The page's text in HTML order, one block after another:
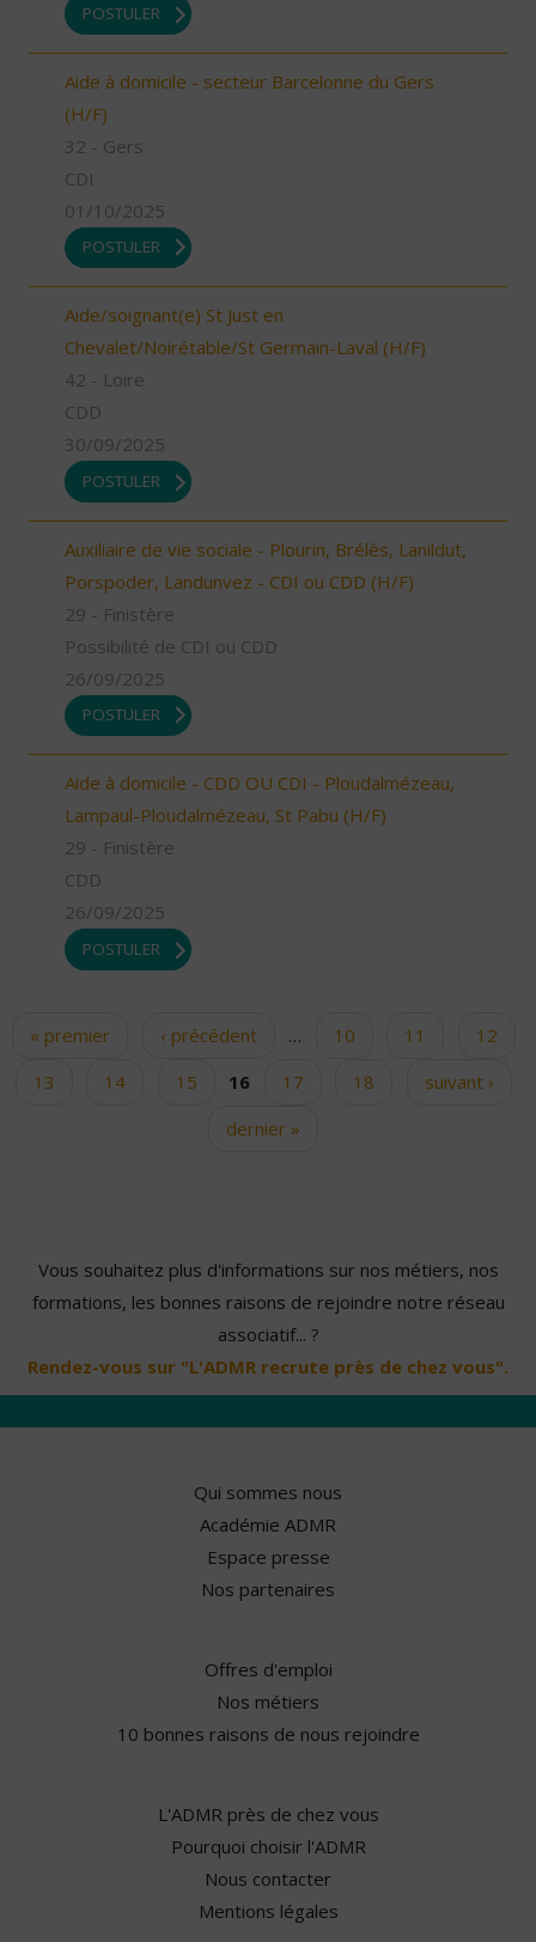
POSTULER
Aide à domicile - secteur Barcelonne du Gers
(H/F)
32 - Gers
CDI
01/10/2025
POSTULER
Aide/soignant(e) St Just en
Chevalet/Noirétable/St Germain-Laval (H/F)
42 - Loire
CDD
30/09/2025
POSTULER
Auxiliaire de vie sociale - Plourin, Brélès, Lanildut,
Porspoder, Landunvez - CDI ou CDD (H/F)
29 - Finistère
Possibilité de CDI ou CDD
26/09/2025
POSTULER
Aide à domicile - CDD OU CDI - Ploudalmézeau,
Lampaul-Ploudalmézeau, St Pabu (H/F)
29 - Finistère
CDD
26/09/2025
POSTULER
Pages
« premier ‹ précédent … 10 11
12
13
14 15 16 17 18
suivant ›
dernier »
Vous souhaitez plus d'informations sur nos métiers, nos
formations, les bonnes raisons de rejoindre notre réseau
associatif... ?
Rendez-vous sur "L'ADMR recrute près de chez vous".
Qui sommes nous
Académie ADMR
Espace presse
Nos partenaires
Offres d'emploi
Nos métiers
10 bonnes raisons de nous rejoindre
L'ADMR près de chez vous
Pourquoi choisir l'ADMR
Nous contacter
Mentions légales